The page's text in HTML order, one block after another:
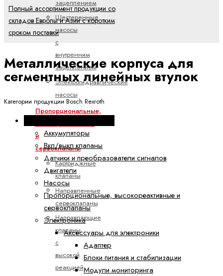
зацеплением
Шестеренные
насосы
с
внутренним
зацеплением
Электрогидравлические
насосы
Пропорциональные,
и
сервоклапаны
Картриджные
клапаны
Направленные
сервоклапаны
Направляющие
клапаны
с
высокой
реакцией
Полный ассортимент продукции со
складов Европы и Азии с коротким
сроком поставки
Металлические корпуса для
сегментных линейных втулок
Категории продукции Bosch Rexroth
Аккумуляторы
Вкл/выкл клапаны
Датчики и преобразователи сигналов
Двигатели
Насосы
Пропорциональные, высокореактивные и
сервоклапаны
Электроника
Аксессуары для электроники
Адаптер
Блоки питания и стабилизации
Модули мониторинга